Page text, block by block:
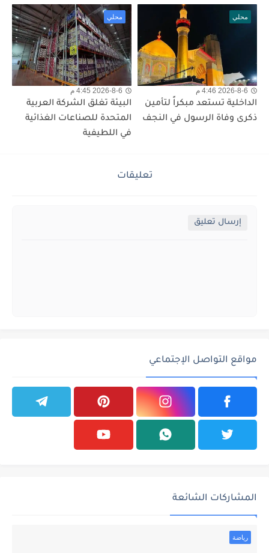
محلي
2026-8-6 4:46 م
الداخلية تستعد مبكراً لتأمين
ذكرى وفاة الرسول في النجف
محلي
2026-8-6 4:45 م
البيئة تغلق الشركة العربية
المتحدة للصناعات الغذائية
في اللطيفية
تعليقات
إرسال تعليق
مواقع التواصل الإجتماعي
المشاركات الشائعة
رياضة